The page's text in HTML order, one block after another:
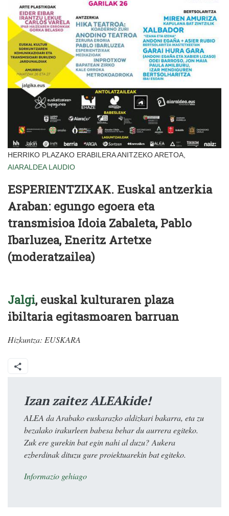
HERRIKO PLAZAKO ERABILERA ANITZEKO ARETOA,
AIARALDEA LAUDIO
ESPERIENTZIXAK. Euskal antzerkia
Araban: egungo egoera eta
transmisioa Idoia Zabaleta, Pablo
Ibarluzea, Eneritz Artetxe
(moderatzailea)
Jalgi, euskal kulturaren plaza
ibiltaria egitasmoaren barruan
Hizkuntza: EUSKARA
Izan zaitez ALEAkide!
ALEA da Arabako euskarazko aldizkari bakarra, eta zu
bezalako irakurleen babesa behar du aurrera egiteko.
Zuk ere gurekin bat egin nahi al duzu? Aukera
ezberdinak dituzu gure proiektuarekin bat egiteko.
Informazio gehiago